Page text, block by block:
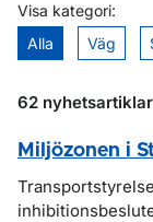
Visa kategori:
Alla
Väg
62 nyhetsartiklar
Miljözonen i